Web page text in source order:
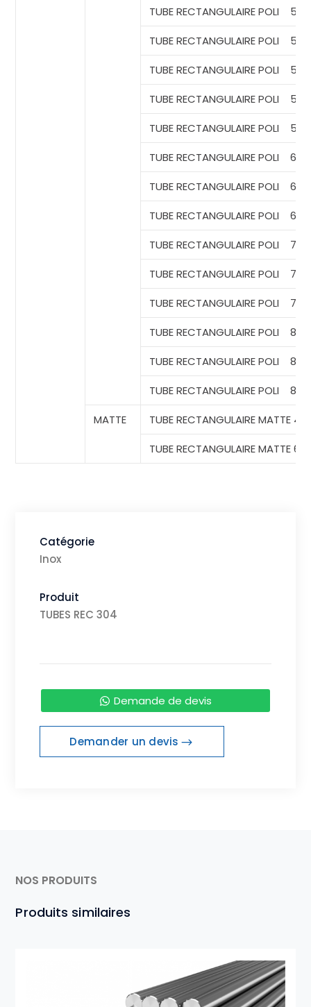
TUBE RECTANGULAIREPOLI
TUBE RECTANGULAIREPOLI
TUBE RECTANGULAIREPOLI
TUBE RECTANGULAIREPOLI
TUBE RECTANGULAIREPOLI
TUBE RECTANGULAIREPOLI
TUBERECTANGULAIRE POLI
TUBERECTANGULAIRE POLI
TUBERECTANGULAIRE POLI
TUBERECTANGULAIRE POLI
TUBERECTANGULAIRE POLI
TUBERECTANGULAIRE POLI
TUBERECTANGULAIRE POLI
TUBERECTANGULAIRE POLI
MATTE
TUBE RECTANGULAIRE MATTE
TUBERECTANGULAIRE MATTE
Catégorie
Inox
Produit
TUBES REC304
Demande de devis
Demander un devis
NOS PRODUITS
Produits similaires